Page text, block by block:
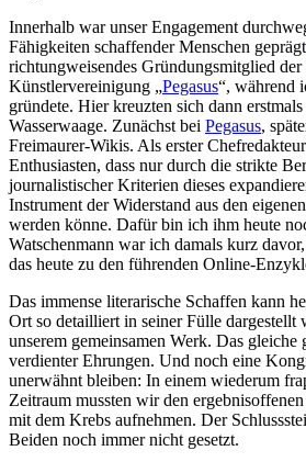
Innerhalb war unser Engagement
Fähigkeiten schaffender Menschen
richtungweisendes Gründungsmitglied der
Künstlervereinigung „Pegasus“, während
gründete. Hier kreuzten sich dann
Wasserwaage. Zunächst bei Pegasus,
Freimaurer-Wikis. Als erster
Enthusiasten, dass nur durch die strikte
journalistischer Kriterien dieses
Instrument der Widerstand aus den
werden könne. Dafür bin ich ihm heute
Watschenmann war ich damals kurz
das heute zu den führenden Online-
Das immense literarische Schaffen kann
Ort so detailliert in seiner Fülle dargestellt
unserem gemeinsamen Werk. Das
verdienter Ehrungen. Und noch eine
unerwähnt bleiben: In einem wiederum
Zeitraum mussten wir den
mit dem Krebs aufnehmen. Der
Beiden noch immer nicht gesetzt.